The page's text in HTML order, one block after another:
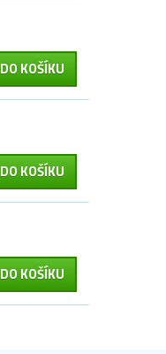
DO KOŠÍKU
DO KOŠÍKU
DO KOŠÍKU